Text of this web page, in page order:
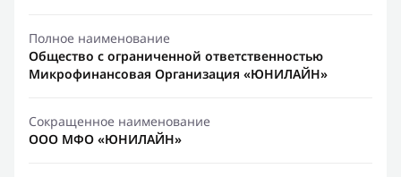
Полное наименование
Общество с ограниченной ответственностью
Микрофинансовая Организация «ЮНИЛАЙН»
Сокращенное наименование
ООО МФО «ЮНИЛАЙН»